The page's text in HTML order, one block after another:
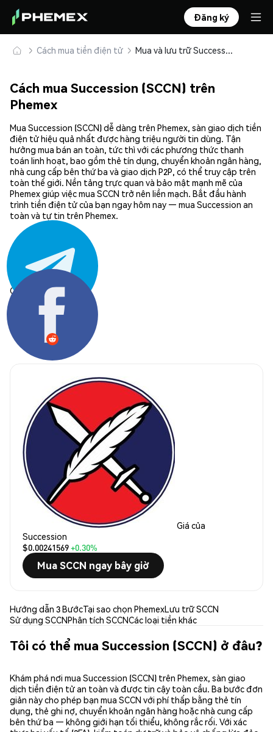
Đăng ký
Cách mua tiền điện tử Mua và lưu trữ Succession (SCCN) an toàn
Cách mua Succession (SCCN) trên
Phemex
Mua Succession (SCCN) dễ dàng trên Phemex, sàn giao dịch tiền
điện tử hiệu quả nhất được hàng triệu người tin dùng. Tận
hưởng mua bán an toàn, tức thì với các phương thức thanh
toán linh hoạt, bao gồm thẻ tín dụng, chuyển khoản ngân hàng,
nhà cung cấp bên thứ ba và giao dịch P2P, có thể truy cập trên
toàn thế giới. Nền tảng trực quan và bảo mật mạnh mẽ của
Phemex giúp việc mua SCCN trở nên liền mạch. Bắt đầu hành
trình tiền điện tử của bạn ngay hôm nay — mua Succession an
toàn và tự tin trên Phemex.
Chia sẻ:
Giá của
Succession
$0.00241569+0.30%
Mua SCCN ngay bây giờ
Hướng dẫn 3 BướcTại sao chọn PhemexLưu trữ SCCN
Sử dụng SCCNPhân tích SCCNCác loại tiền khác
Tôi có thể mua Succession (SCCN) ở đâu?
Khám phá nơi mua Succession (SCCN) trên Phemex, sàn giao
dịch tiền điện tử an toàn và được tin cậy toàn cầu. Ba bước đơn
giản này cho phép bạn mua SCCN với phí thấp bằng thẻ tín
dụng, thẻ ghi nợ, chuyển khoản ngân hàng hoặc nhà cung cấp
bên thứ ba — không giới hạn tối thiểu, không rắc rối. Với xác